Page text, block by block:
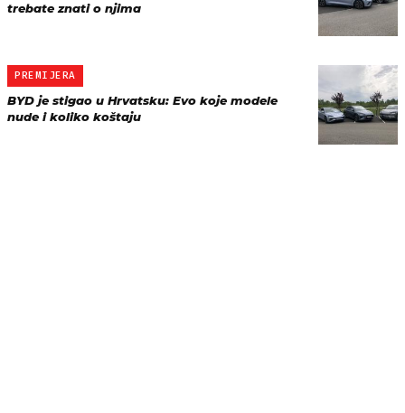
trebate znati o njima
PREMIJERA
BYD je stigao u Hrvatsku: Evo koje modele
nude i koliko koštaju